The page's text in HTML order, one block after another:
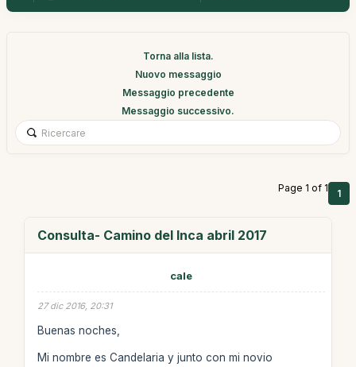
Torna alla lista.
Nuovo messaggio
Messaggio precedente
Messaggio successivo.
Page 1 of 1 1
Consulta- Camino del Inca abril 2017
cale
27 dic 2016, 20:31
Buenas noches,
Mi nombre es Candelaria y junto con mi novio